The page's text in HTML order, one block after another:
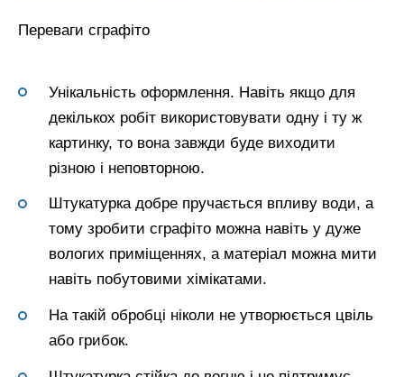
Переваги сграфіто
Унікальність оформлення. Навіть якщо для
декількох робіт використовувати одну і ту ж
картинку, то вона завжди буде виходити
різною і неповторною.
Штукатурка добре пручається впливу води, а
тому зробити сграфіто можна навіть у дуже
вологих приміщеннях, а матеріал можна мити
навіть побутовими хімікатами.
На такій обробці ніколи не утворюється цвіль
або грибок.